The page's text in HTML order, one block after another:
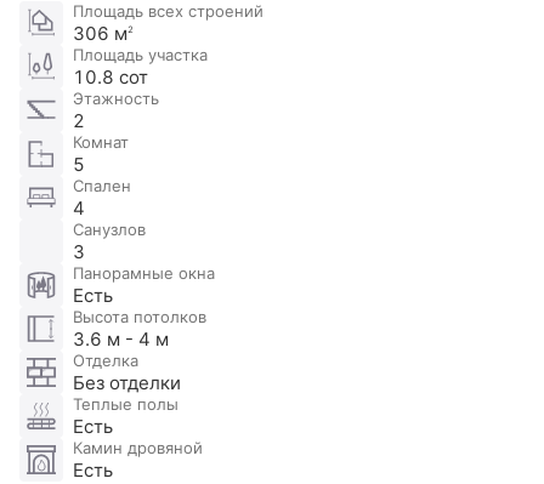
Площадь всех строений
306 м2
Площадь участка
10.8 сот
Этажность
2
Комнат
5
Спален
4
Санузлов
3
Панорамные окна
Есть
Высота потолков
3.6 м - 4 м
Отделка
Без отделки
Теплые полы
Есть
Камин дровяной
Есть